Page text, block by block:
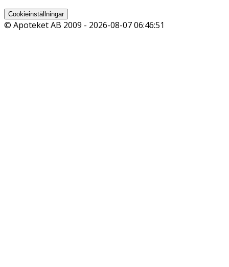
Cookieinställningar
© Apoteket AB 2009 - 2026-08-07 06:46:51